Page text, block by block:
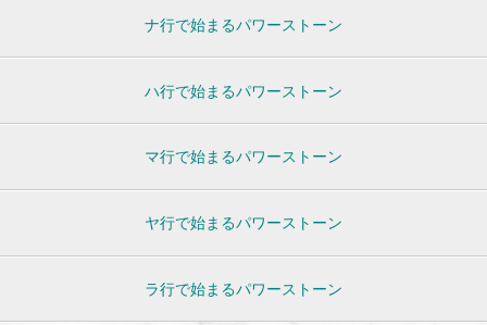
ナ行で始まるパワーストーン
ハ行で始まるパワーストーン
マ行で始まるパワーストーン
ヤ行で始まるパワーストーン
ラ行で始まるパワーストーン